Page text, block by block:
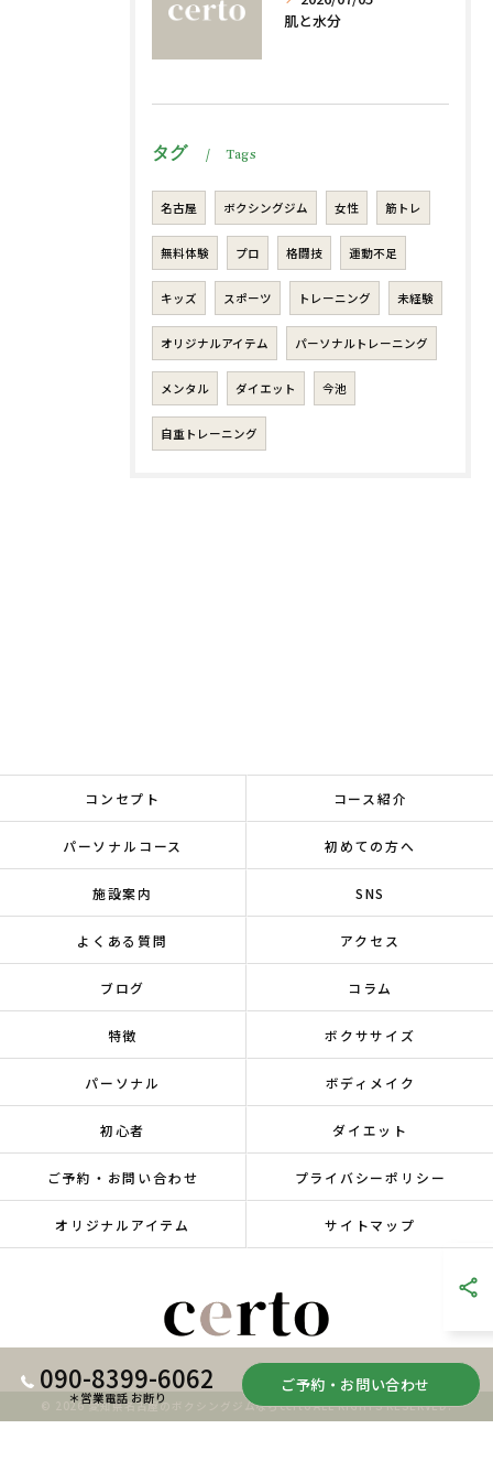
肌と水分
タグ Tags
名古屋 ボクシングジム 女性 筋トレ
無料体験 プロ 格闘技 運動不足
キッズ スポーツ トレーニング 未経験
オリジナルアイテム パーソナルトレーニング
メンタル ダイエット 今池
自重トレーニング
090-8399-6062
＊営業電話 お断り
ご予約・お問い合わせ
コンセプト コース紹介
パーソナルコース 初めての方へ
施設案内 SNS
よくある質問 アクセス
ブログ コラム
特徴 ボクササイズ
パーソナル ボディメイク
初心者 ダイエット
ご予約・お問い合わせ プライバシーポリシー
オリジナルアイテム サイトマップ
© 2026 愛知県名古屋のボクシングジムならcerto ALL RIGHTS RESERVED.